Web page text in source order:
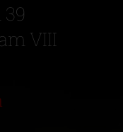
VIII